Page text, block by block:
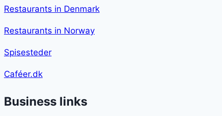
Restaurants in Denmark
Restaurants in Norway
Spisesteder
Caféer.dk
Business links